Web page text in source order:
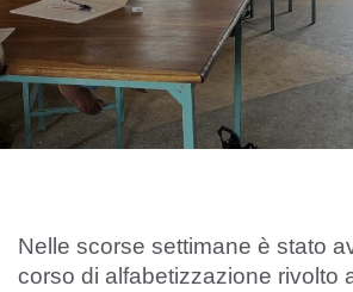
Nelle scorse settimane è stato
corso di alfabetizzazione rivolto